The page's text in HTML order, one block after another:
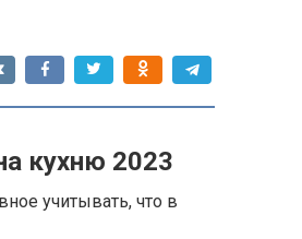
кухню 2023
учитывать, что в